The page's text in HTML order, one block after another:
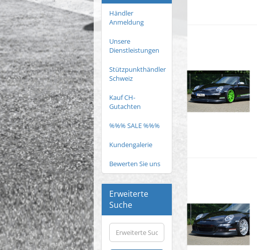
Händler
Anmeldung
Unsere
Dienstleistungen
Stützpunkthändler
Schweiz
Kauf CH-
Gutachten
%%% SALE %%%
Kundengalerie
Bewerten Sie uns
Erweiterte
Suche
Erweiterte
Suche